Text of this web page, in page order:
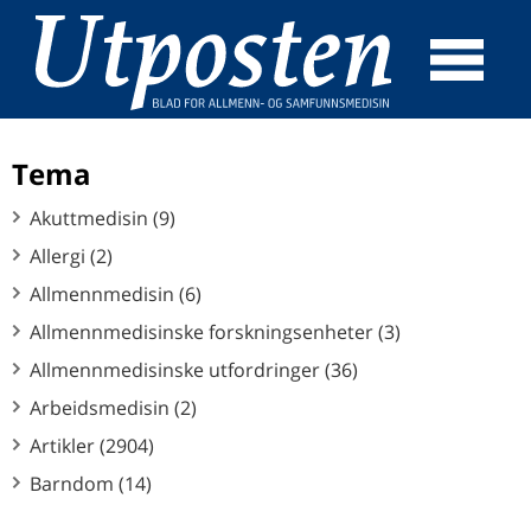
☰
Tema
Akuttmedisin (9)
Allergi (2)
Allmennmedisin (6)
Allmennmedisinske forskningsenheter (3)
Allmennmedisinske utfordringer (36)
Arbeidsmedisin (2)
Artikler (2904)
Barndom (14)